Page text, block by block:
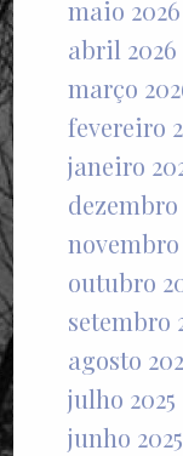
maio 2026
abril 2026
março
fevereiro
janeiro
dezembro
novembro
outubro
setembro
agosto
julho 2025
junho 2025